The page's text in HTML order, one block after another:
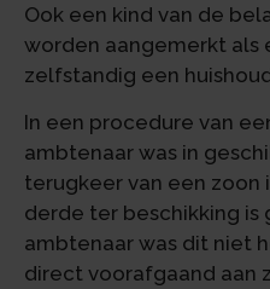
Ook een kind van de
worden aangemerkt als
zelfstandig een
In een procedure van
ambtenaar was in
terugkeer van een zoon
derde ter beschikking is
ambtenaar was dit niet
direct voorafgaand aan